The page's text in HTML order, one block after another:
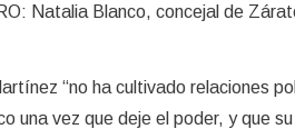
Natalia Blanco, concejal de
“no ha cultivado relaciones
una vez que deje el poder, y que